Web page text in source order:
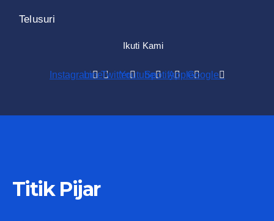
Telusuri
Ikuti Kami
InstagramLineTwitterYoutubeSpotifyAppleGoogle
Titik Pijar